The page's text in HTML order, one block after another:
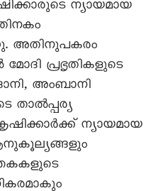
ന്യായമായ
അതിനുപകരം
പ്രഭൃതികളുടെ
അംബാനി
താൽപ്പര്യ
ന്യായമായ